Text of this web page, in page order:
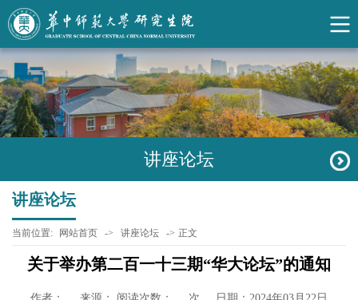
讲座论坛
讲座论坛
当前位置: 网站首页 -> 讲座论坛 -> 正文
关于举办第二百一十三期“华大论坛”的通知